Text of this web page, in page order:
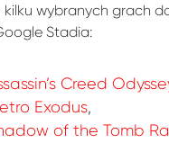
kilku wybranych grach
Stadia:
Creed
Exodus,
of the Tomb